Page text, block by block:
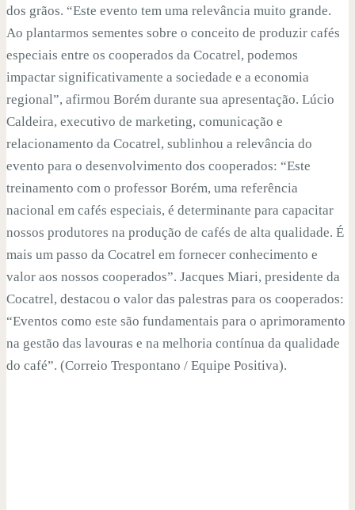
dos grãos. “Este evento tem uma relevância muito grande.
Ao plantarmos sementes sobre o conceito de produzir cafés
especiais entre os cooperados da Cocatrel, podemos
impactar significativamente a sociedade e a economia
regional”, afirmou Borém durante sua apresentação. Lúcio
Caldeira, executivo de marketing, comunicação e
relacionamento da Cocatrel, sublinhou a relevância do
evento para o desenvolvimento dos cooperados: “Este
treinamento com o professor Borém, uma referência
nacional em cafés especiais, é determinante para capacitar
nossos produtores na produção de cafés de alta qualidade. É
mais um passo da Cocatrel em fornecer conhecimento e
valor aos nossos cooperados”. Jacques Miari, presidente da
Cocatrel, destacou o valor das palestras para os cooperados:
“Eventos como este são fundamentais para o aprimoramento
na gestão das lavouras e na melhoria contínua da qualidade
do café”. (Correio Trespontano / Equipe Positiva).